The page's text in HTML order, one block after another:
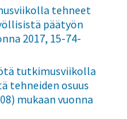
tehneet
päätyön
2017, 15-74-
tutkimusviikolla
tehneiden osuus
mukaan vuonna